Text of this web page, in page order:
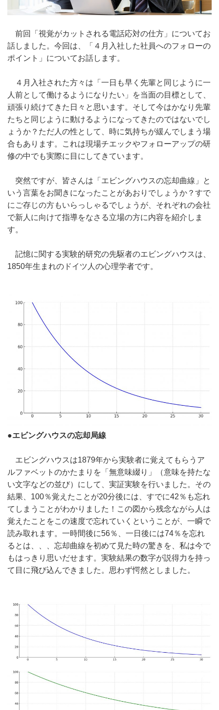
前回「視覚がカットされる電話応対の仕方」についてお
話しました。今回は、「４月入社した社員へのフォローの
ポイント」についてお話します。
４月入社された方々は「一日も早く先輩と同じように一
人前として働けるようになりたい」を当面の目標として、
頑張り続けてきた日々と思います。そして今はかなり先輩
たちと同じように動けるようになってきたのではないでし
ょうか？ただ人の性として、時に気持ちが緩んでしまう場
合もあります。これは現場チエックやフォローアップの研
修の中でも実際に目にしてきています。
突然ですが、皆さんは「エビングハウスの忘却曲線」と
いう言葉をお聞きになったことがあおりでしょうか？すで
にご存じの方もいらっしゃるでしょうが、それぞれの会社
で新人に向けて指導をなさる立場の方に内容を紹介しま
す。
記憶に関する実験的研究の先駆者のエビングハウスは、
1850年生まれのドイツ人の心理学者です。
●エビングハウスの忘却局線
エビングハウスは1879年から実験者に覚えてもらうア
ルファベットのかたまりを「無意味綴り」（意味を持たな
い文字などの並び）にして、実証実験を行いました。その
結果、100％覚えたことが20分後には、すでに42％も忘れ
てしまうことがわかりました！この図から残念ながら人は
覚えたことをこの速度で忘れていくということが、一瞬で
読み取れます。一時間後に56％、一日後には74％を忘れ
るとは、、、忘却曲線を初めて見た時の驚きを、私は今で
もはっきり思いだせます。実験結果の数字が説得力を持っ
て目に飛び込んできました。思わず愕然としました。